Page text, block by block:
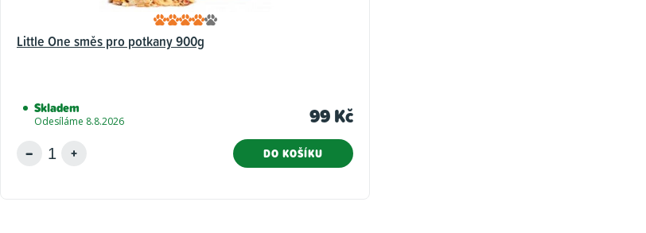
Little One směs pro potkany 900g
Skladem
Odesíláme 8.8.2026 99 Kč
DO KOŠÍKU